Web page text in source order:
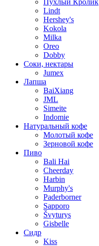
Lindt
Hershey's
Kokola
Milka
Oreo
Dobby
Соки, нектары
Jumex
Лапша
BaiXiang
JML
Simeite
Indomie
Натуральный кофе
Молотый кофе
Зерновой кофе
Пиво
Bali Hai
Cheerday
Harbin
Murphy's
Paderborner
Sapporo
Švyturys
Gisbelle
Сидр
Kiss